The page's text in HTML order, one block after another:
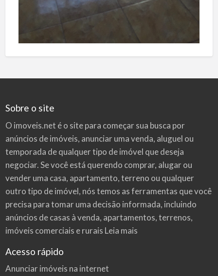
Sobre o site
O imoveis.net é o site para começar sua busca por
anúncios de imóveis, anunciar uma venda, aluguel ou
temporada de qualquer tipo de imóvel que deseja
negociar. Se você está querendo comprar, alugar ou
vender uma casa, apartamento, terreno ou qualquer
outro tipo de imóvel, nós temos as ferramentas que você
precisa para tomar uma decisão informada, incluindo
anúncios de casas à venda, apartamentos, terrenos,
imóveis comerciais e rurais Leia mais
Acesso rápido
Anunciar imóveis na internet